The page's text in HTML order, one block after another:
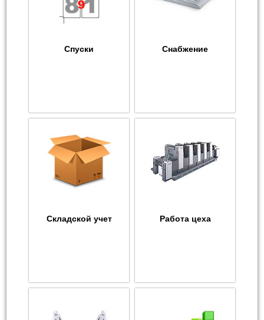
Спуски Снабжение
Складской учет Работа цеха